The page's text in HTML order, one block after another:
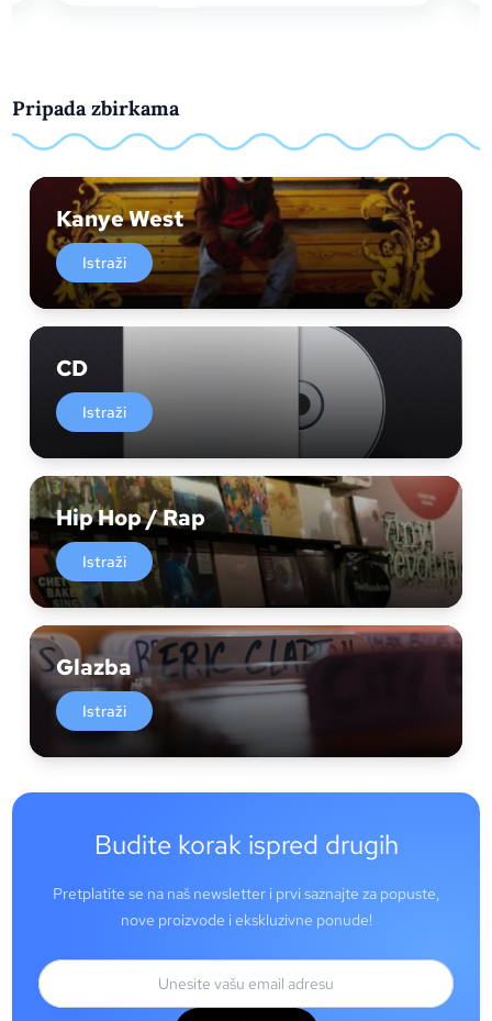
Pripada zbirkama
Kanye West
Istraži
CD
Istraži
Hip Hop / Rap
Istraži
Glazba
Istraži
Budite korak ispred drugih
Pretplatite se na naš newsletter i prvi saznajte za popuste,
nove proizvode i ekskluzivne ponude!